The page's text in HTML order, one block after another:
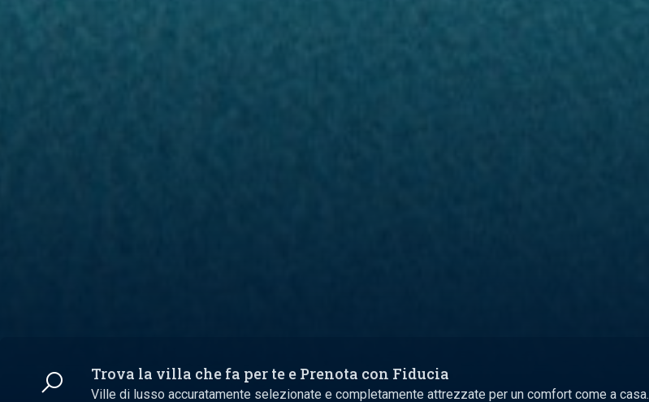
Trova la villa che fa per te e Prenota con Fiducia
Ville di lusso accuratamente selezionate e completamente attrezzate per un comfort come a casa.